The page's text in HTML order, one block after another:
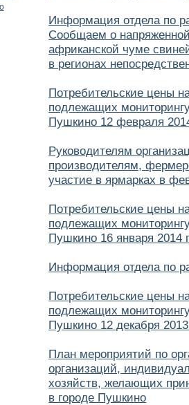
Информация отдела по
Сообщаем о
африканской чуме
в регионах
Потребительские цены
подлежащих
Пушкино 12 февраля
Руководителям
производителям,
участие в ярмарках в
Потребительские цены
подлежащих
Пушкино 16 января 2014
Информация отдела по
Потребительские цены
подлежащих
Пушкино 12 декабря
План мероприятий по
организаций,
хозяйств, желающих
в городе Пушкино